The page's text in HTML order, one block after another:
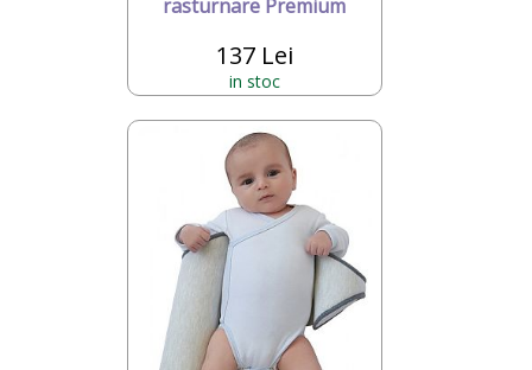
rasturnare Premium
137 Lei
in stoc